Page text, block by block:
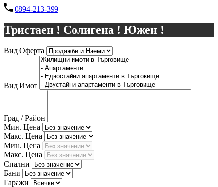
0894-213-399
Тристаен ! Солигена ! Южен !
Вид Оферта
Вид Имот
Град / Район
Мин. Цена
Макс. Цена
Мин. Цена
Макс. Цена
Спални
Бани
Гаражи